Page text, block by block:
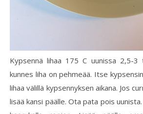
Kypsennä lihaa 175 C uunissa 2,5-3
kunnes liha on pehmeää. Itse
lihaa välillä kypsennyksen aikana. Jos
lisää kansi päälle. Ota pata pois